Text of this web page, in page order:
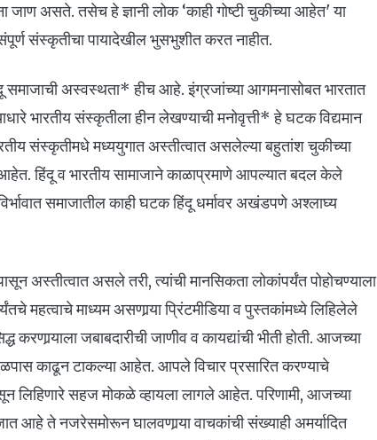
जाण असते. तसेच हे ज्ञानी लोक ‘काही गोष्टी चुकीच्या आहेत' या
संस्कृतीचा पायादेखील भुसभुशीत करत नाहीत.
अस्वस्थता* हीच आहे. इंग्रजांच्या आगमनासोबत भारतात
भारतीय संस्कृतीला हीन लेखण्याची मनोवृत्ती* हे घटक विद्यमान
संस्कृतीमधे मध्ययुगात अस्तीत्वात असलेल्या बहुतांश चुकीच्या
हिंदू व भारतीय सामाजाने काळाप्रमाणे आपल्यात बदल केले
समाजातील काही घटक हिंदू धर्मावर अखंडपणे अश्लाघ्य
अस्तीत्वात असले तरी, त्यांची मानसिकता लोकांपर्यंत पोहोचण्याला
महत्वाचे माध्यम असणार्‍या प्रिंटमीडिया व पुस्तकांमध्ये लिहिलेले
जबाबदारीची जाणीव व कायद्यांची भीती होती. आजच्या
काढून टाकल्या आहेत. आपले विचार प्रसारित करण्याचे
लिहिणारे सहज मोकळे व्हायला लागले आहेत. परिणामी, आजच्या
आहे ते नजरेसमोरून घालवणार्‍या वाचकांची संख्याही अमर्यादित